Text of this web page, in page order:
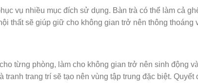
vụ nhiều mục đích sử dụng. Bàn trà có thể làm cả
thất sẽ giúp giữ cho không gian trở nên thông thoáng
từng phòng, làm cho không gian trở nên sinh động
trang trí sẽ tạo nên vùng tập trung đặc biệt.